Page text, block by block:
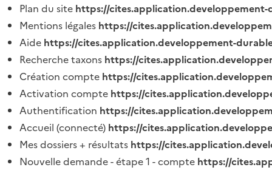
Plan du site https://
Mentions légales https://
Aide https://cites.application.developpement-
Recherche taxons https://
Création compte https://
Activation compte https://
Authentification https://
Accueil (connecté) https://
Mes dossiers + résultats https://
Nouvelle demande - étape 1 - compte https://